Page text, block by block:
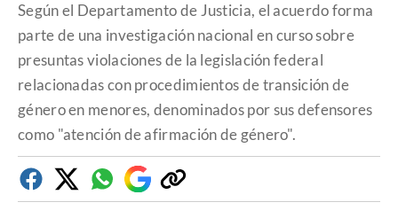
Según el Departamento de Justicia, el acuerdo forma
parte de una investigación nacional en curso sobre
presuntas violaciones de la legislación federal
relacionadas con procedimientos de transición de
género en menores, denominados por sus defensores
como "atención de afirmación de género".
FacebookTwitterWhatsapp
Google
Discover
Copiar
enlace